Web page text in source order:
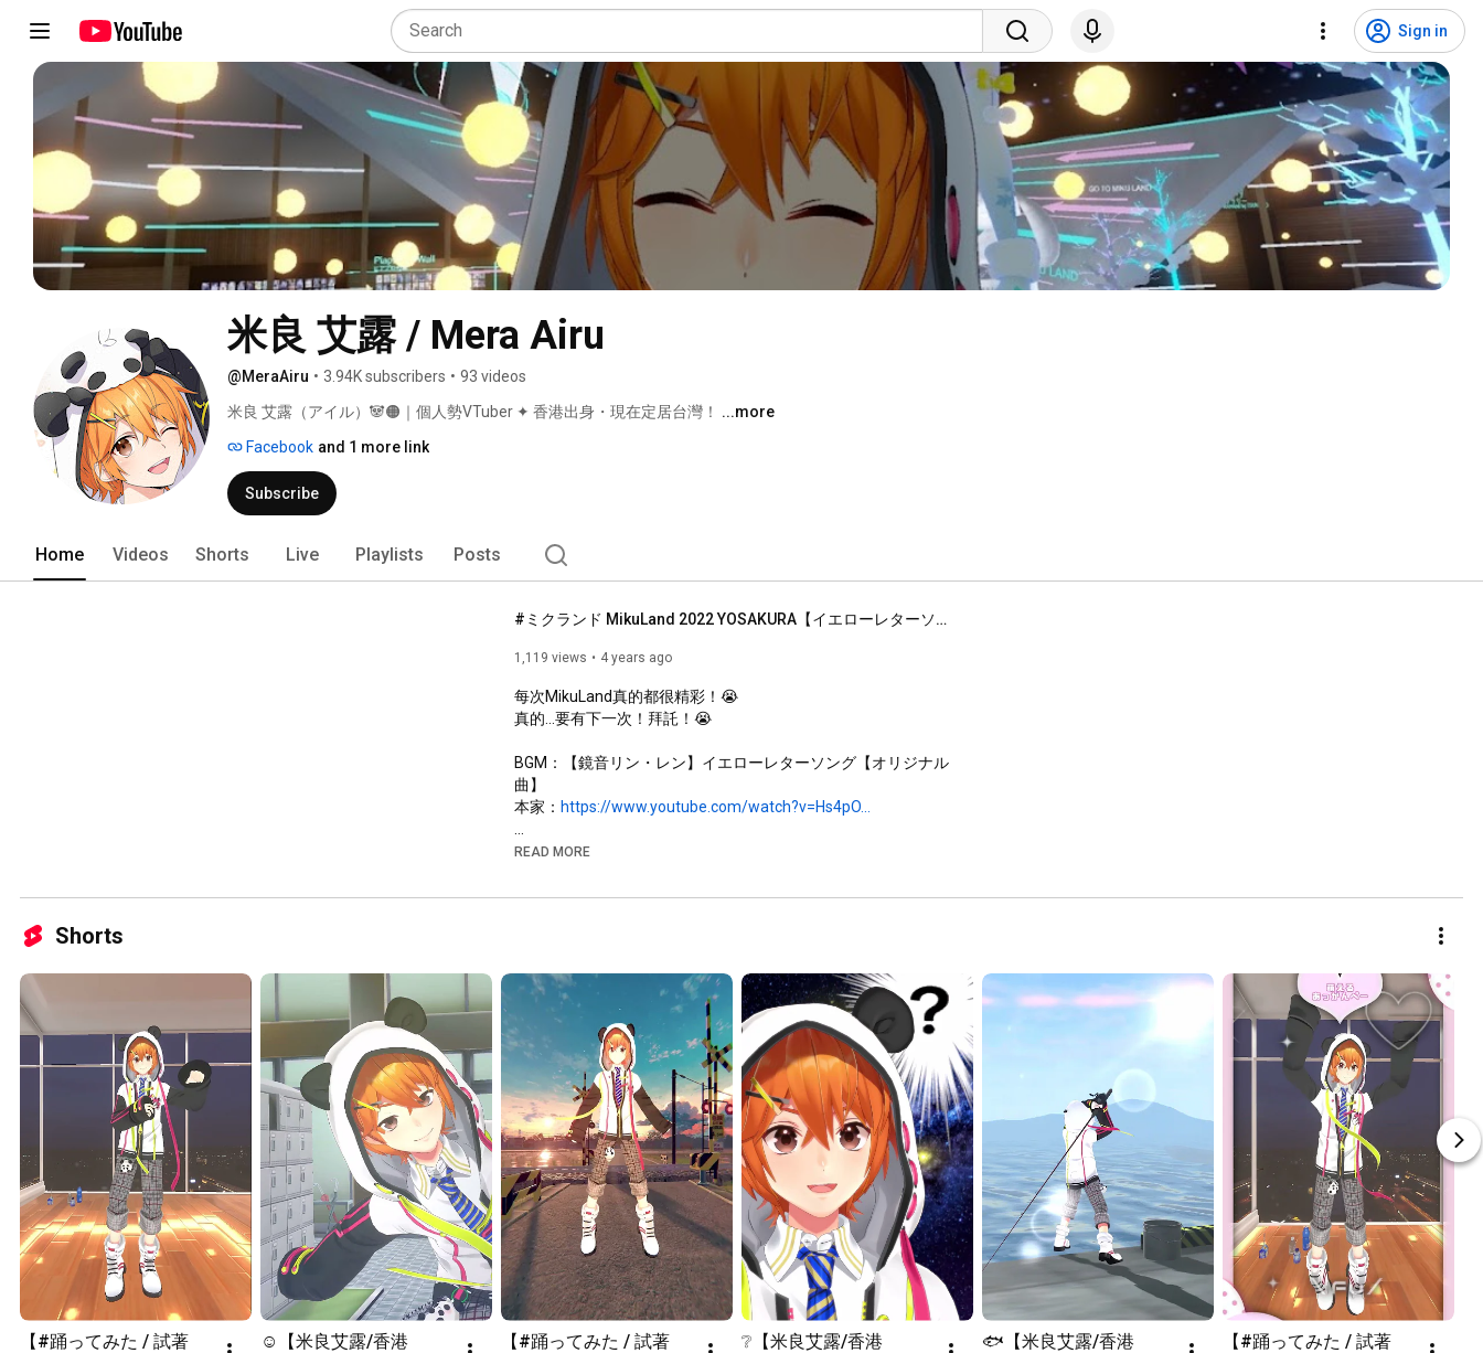
Sign in
米良 艾露 / Mera Airu
@MeraAiru • 3.94K subscribers • 93 videos
米良 艾露（アイル）🐼🟠｜個人勢VTuber ✦ 香港出身・現在定居台灣！ ...more
Facebook and 1 more link
Subscribe
Home Videos Shorts Live Playlists Posts
#ミクランド MikuLand 2022 YOSAKURA【イエローレターソング】【初音未來合作活動】
1,119 views 4 years ago
每次MikuLand真的都很精彩！😭
真的...要有下一次！拜託！😭
BGM：【鏡音リン・レン】イエローレターソング【オリジナル
曲】
本家： https://www.youtube.com/watch?v=Hs4pO...
#ミクランド
記得要訂閱 YouTube Channel 喔！ヽ(●´∀`●)ﾉ
https://streamlabs.com/mera_airu/tip
◇ Facebook 也記得讚好專頁！ ◇
https://www.facebook.com/MeraAiruChannel
◇ Twitterのフォローお願いします！ ◇
https://twitter.com/MeraAiruChannel
https://peing.net/zh-TW/738f04dfee001...
BGM 效果音
〔DOVA〕https://dova-s.jp/
〔効果音ラボ〕 https://soundeffect-lab.info/
READ MORE
Shorts
【#踊ってみた / 試著
☺️【米良艾露/香港
【#踊ってみた / 試著
❔【米良艾露/香港
🐟【米良艾露/香港
【#踊ってみた / 試著